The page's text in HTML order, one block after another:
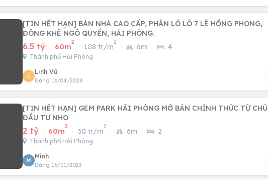
[TIN HẾT HẠN] BÁN NHÀ CAO CẤP, PHÂN LÔ LÔ 7 LÊ HỒNG PHONG,
ĐÔNG KHÊ NGÔ QUYỀN, HẢI PHÒNG.
6.5 tỷ · 60m
2
· 108 tr/m
2
· 6m · 4
Thành phố Hải Phòng
L
Linh Vũ
Đăng 16/04/2024
[TIN HẾT HẠN] GEM PARK HẢI PHÒNG MỞ BÁN CHÍNH THỨC TỪ CHỦ
ĐẦU TƯ NHO
2 tỷ · 60m
2
· 30 tr/m
2
· 6m · 2
Thành phố Hải Phòng
M
Minh
Đăng 16/11/2023